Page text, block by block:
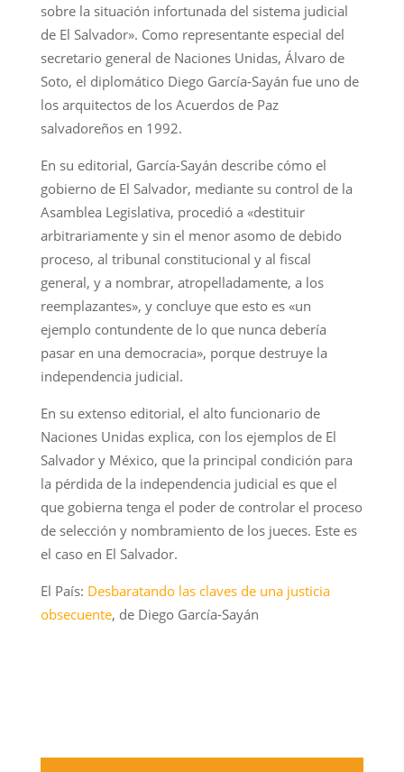
sobre la situación infortunada del sistema judicial
de El Salvador». Como representante especial del
secretario general de Naciones Unidas, Álvaro de
Soto, el diplomático Diego García-Sayán fue uno de
los arquitectos de los Acuerdos de Paz
salvadoreños en 1992.
En su editorial, García-Sayán describe cómo el
gobierno de El Salvador, mediante su control de la
Asamblea Legislativa, procedió a «destituir
arbitrariamente y sin el menor asomo de debido
proceso, al tribunal constitucional y al fiscal
general, y a nombrar, atropelladamente, a los
reemplazantes», y concluye que esto es «un
ejemplo contundente de lo que nunca debería
pasar en una democracia», porque destruye la
independencia judicial.
En su extenso editorial, el alto funcionario de
Naciones Unidas explica, con los ejemplos de El
Salvador y México, que la principal condición para
la pérdida de la independencia judicial es que el
que gobierna tenga el poder de controlar el proceso
de selección y nombramiento de los jueces. Este es
el caso en El Salvador.
El País: Desbaratando las claves de una justicia
obsecuente, de Diego García-Sayán